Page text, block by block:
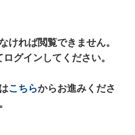
ければ閲覧できません。
グインしてください。
こちらからお進みくださ